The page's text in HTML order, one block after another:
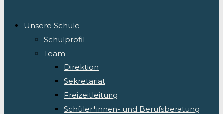
Unsere Schule
Schulprofil
Team
Direktion
Sekretariat
Freizeitleitung
Schüler*innen- und Berufsberatung